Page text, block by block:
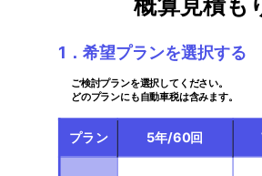
1．希望プランを選択する
ご検討プランを選択してください。
どのプランにも自動車税は含みます。
プラン 5年/60回